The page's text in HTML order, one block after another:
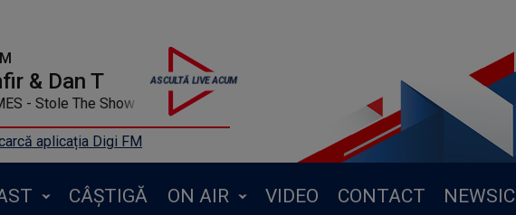
& Dan T
JAMES - Stole The Show
aplicația Digi FM
CÂȘTIGĂ ON AIR VIDEO CONTACT NEWSIC